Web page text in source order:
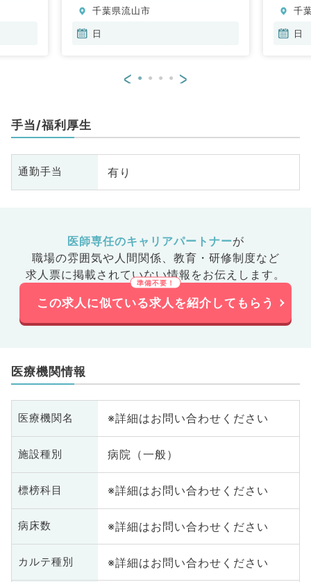
千葉県流山市
日
千
日
< >
手当/福利厚生
通勤手当 有り
医師専任のキャリアパートナーが
職場の雰囲気や人間関係、 教育・研修制度など
求人票に掲載されていない情報をお伝えします。
この求人に似ている求人を紹介してもらう
医療機関情報
医療機関名 ※詳細はお問い合わせください
施設種別 病院（一般）
標榜科目 ※詳細はお問い合わせください
病床数 ※詳細はお問い合わせください
カルテ種別 ※詳細はお問い合わせください